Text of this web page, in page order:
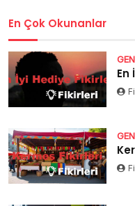
En Çok Okunanlar
En